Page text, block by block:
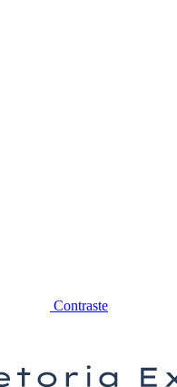
Contraste